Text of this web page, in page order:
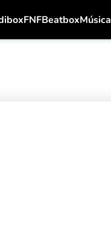
FNFBeatboxMúsica